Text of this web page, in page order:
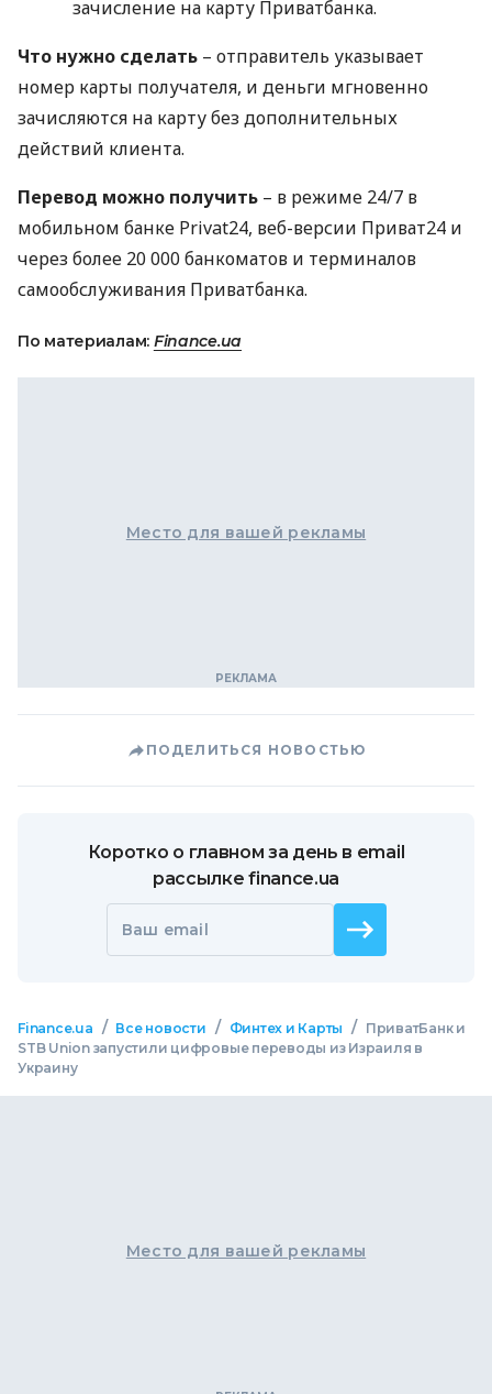
зачисление на карту Приватбанка.
Что нужно сделать – отправитель указывает
номер карты получателя, и деньги мгновенно
зачисляются на карту без дополнительных
действий клиента.
Перевод можно получить – в режиме 24/7 в
мобильном банке Privat24, веб-версии Приват24 и
через более 20 000 банкоматов и терминалов
самообслуживания Приватбанка.
По материалам: Finance.ua
Место для вашей рекламы
ПОДЕЛИТЬСЯ НОВОСТЬЮ
Коротко о главном за день в email
рассылке finance.ua
Ваш email
Finance.ua / Все новости / Финтех и Карты /
ПриватБанк и
STB Union запустили цифровые переводы из Израиля в
Украину
Место для вашей рекламы